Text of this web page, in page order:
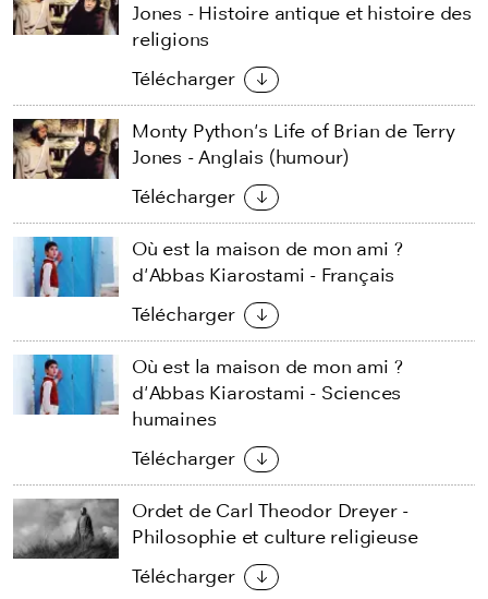
Jones - Histoire antique et histoire des
religions
Télécharger
Monty Python's Life of Brian de Terry
Jones - Anglais (humour)
Télécharger
Où est la maison de mon ami ?
d'Abbas Kiarostami - Français
Télécharger
Où est la maison de mon ami ?
d'Abbas Kiarostami - Sciences
humaines
Télécharger
Ordet de Carl Theodor Dreyer -
Philosophie et culture religieuse
Télécharger